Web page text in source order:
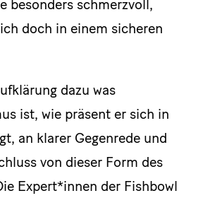
besonders schmerzvoll,
doch in einem sicheren
dazu was
ist, wie präsent er sich in
an klarer Gegenrede und
von dieser Form des
Expert*innen der Fishbowl